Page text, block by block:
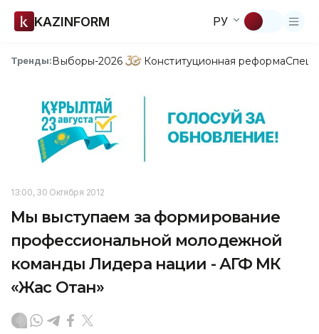
KAZINFORM РУ
Тренды:Выборы-2026 Конституционная реформа
13:00, 30 Октября 2012
Мы выступаем за формирование
профессиональной молодежной
команды Лидера нации - АГФ МК
«Жас Отан»